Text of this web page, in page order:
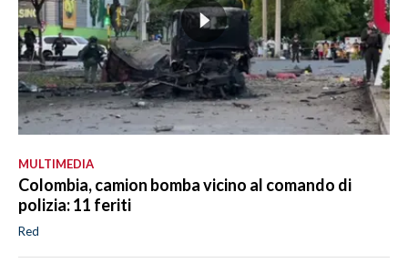
MULTIMEDIA
Colombia, camion bomba vicino al comando di
polizia: 11 feriti
Red